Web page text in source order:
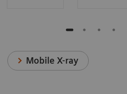
Mobile X-ray